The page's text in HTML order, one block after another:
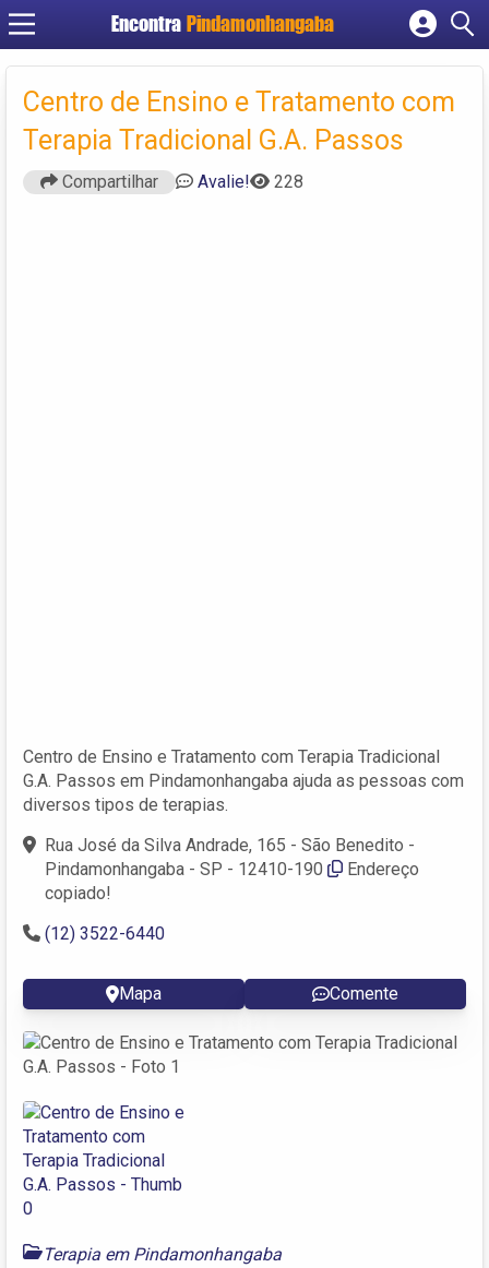
Encontra Pindamonhangaba
Cadastrar empresa
Criar conta
Centro de Ensino e Tratamento com
Terapia Tradicional G.A. Passos
Compartilhar Avalie! 228
Centro de Ensino e Tratamento com Terapia Tradicional
G.A. Passos em Pindamonhangaba ajuda as pessoas com
diversos tipos de terapias.
Rua José da Silva Andrade, 165 - São Benedito -
Pindamonhangaba - SP - 12410-190
Endereço
copiado!
(12) 3522-6440
Mapa Comente
Terapia em Pindamonhangaba